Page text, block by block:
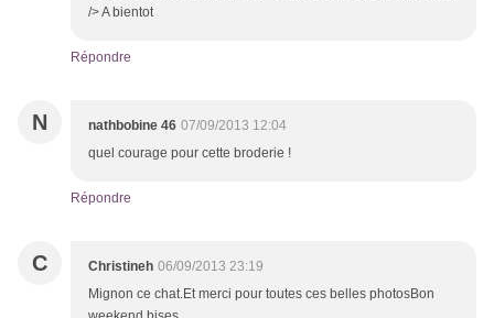
/> A bientot
Répondre
N nathbobine 46 07/09/2013 12:04
quel courage pour cette broderie !
Répondre
C Christineh 06/09/2013 23:19
Mignon ce chat.Et merci pour toutes ces belles photosBon